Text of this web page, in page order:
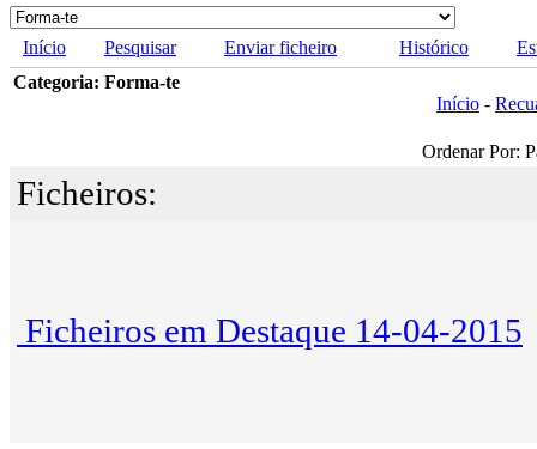
Início Pesquisar Enviar ficheiro Histórico
Categoria: Forma-te
Início -
Ordenar Por:
Ficheiros:
Ficheiros em Destaque 14-04-2015